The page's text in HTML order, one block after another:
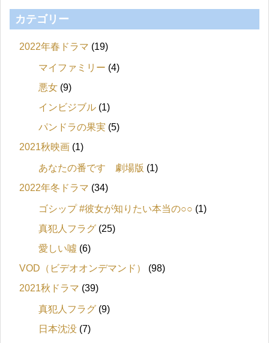
カテゴリー
2022年春ドラマ (19)
マイファミリー (4)
悪女 (9)
インビジブル (1)
パンドラの果実 (5)
2021秋映画 (1)
あなたの番です 劇場版 (1)
2022年冬ドラマ (34)
ゴシップ #彼女が知りたい本当の○○ (1)
真犯人フラグ (25)
愛しい噓 (6)
VOD（ビデオオンデマンド）
(98)
2021秋ドラマ (39)
真犯人フラグ (9)
日本沈没 (7)